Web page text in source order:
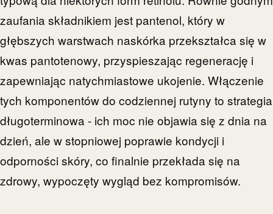
zaufania składnikiem jest pantenol, który w
głębszych warstwach naskórka przekształca się w
kwas pantotenowy, przyspieszając regenerację i
zapewniając natychmiastowe ukojenie. Włączenie
tych komponentów do codziennej rutyny to strategia
długoterminowa - ich moc nie objawia się z dnia na
dzień, ale w stopniowej poprawie kondycji i
odporności skóry, co finalnie przekłada się na
zdrowy, wypoczęty wygląd bez kompromisów.